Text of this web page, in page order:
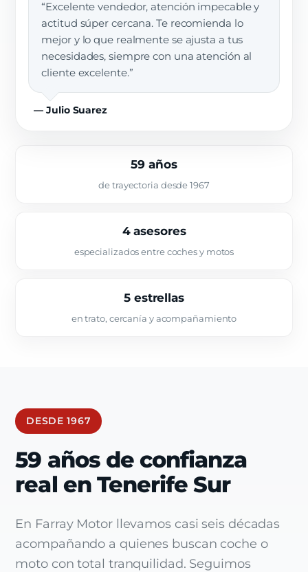
“Excelente vendedor, atención impecable y
actitud súper cercana. Te recomienda lo
mejor y lo que realmente se ajusta a tus
necesidades, siempre con una atención al
cliente excelente.”
— Julio Suarez
59 años
de trayectoria desde 1967
4 asesores
especializados entre coches y motos
5 estrellas
en trato, cercanía y acompañamiento
DESDE 1967
59 años de confianza
real en Tenerife Sur
En Farray Motor llevamos casi seis décadas
acompañando a quienes buscan coche o
moto con total tranquilidad. Seguimos